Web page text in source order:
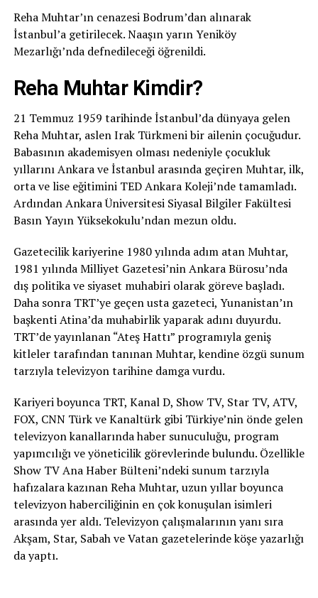
Reha Muhtar’ın cenazesi Bodrum’dan alınarak
İstanbul’a getirilecek. Naaşın yarın Yeniköy
Mezarlığı’nda defnedileceği öğrenildi.
Reha Muhtar Kimdir?
21 Temmuz 1959 tarihinde İstanbul’da dünyaya gelen
Reha Muhtar, aslen Irak Türkmeni bir ailenin çocuğudur.
Babasının akademisyen olması nedeniyle çocukluk
yıllarını Ankara ve İstanbul arasında geçiren Muhtar, ilk,
orta ve lise eğitimini TED Ankara Koleji’nde tamamladı.
Ardından Ankara Üniversitesi Siyasal Bilgiler Fakültesi
Basın Yayın Yüksekokulu’ndan mezun oldu.
Gazetecilik kariyerine 1980 yılında adım atan Muhtar,
1981 yılında Milliyet Gazetesi’nin Ankara Bürosu’nda
dış politika ve siyaset muhabiri olarak göreve başladı.
Daha sonra TRT’ye geçen usta gazeteci, Yunanistan’ın
başkenti Atina’da muhabirlik yaparak adını duyurdu.
TRT’de yayınlanan “Ateş Hattı” programıyla geniş
kitleler tarafından tanınan Muhtar, kendine özgü sunum
tarzıyla televizyon tarihine damga vurdu.
Kariyeri boyunca TRT, Kanal D, Show TV, Star TV, ATV,
FOX, CNN Türk ve Kanaltürk gibi Türkiye’nin önde gelen
televizyon kanallarında haber sunuculuğu, program
yapımcılığı ve yöneticilik görevlerinde bulundu. Özellikle
Show TV Ana Haber Bülteni’ndeki sunum tarzıyla
hafızalara kazınan Reha Muhtar, uzun yıllar boyunca
televizyon haberciliğinin en çok konuşulan isimleri
arasında yer aldı. Televizyon çalışmalarının yanı sıra
Akşam, Star, Sabah ve Vatan gazetelerinde köşe yazarlığı
da yaptı.